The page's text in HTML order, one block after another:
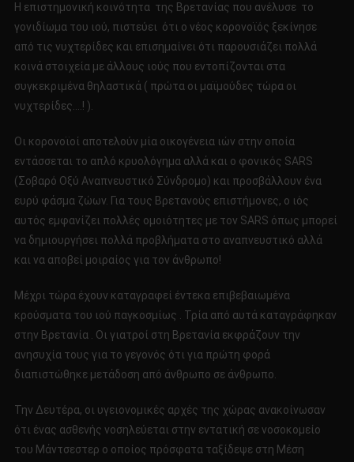
Η επιστημονική κοινότητα της Βρετανίας που ανέλυσε το
γονιδίωμα του ιού, πιστεύει ότι ο νέος κορονοϊός ξεκίνησε
από τις νυχτερίδες και επισημαίνει ότι παρουσιάζει πολλά
κοινά στοιχεία με άλλους ιούς που εντοπίζονται στα
συγκεκριμένα θηλαστικά ( πρώτα οι μαϊμούδες τώρα οι
νυχτερίδες….! ).
Οι κορονοϊοί αποτελούν μία οικογένεια ιών στην οποία
εντάσσεται το απλό κρυολόγημα αλλά και ο φονικός SARS
(Σοβαρό Οξύ Αναπνευστικό Σύνδρομο) και προσβάλλουν ένα
ευρύ φάσμα ζώων. Για τους Βρετανούς επιστήμονες, ο ιός
αυτός εμφανίζει πολλές ομοιότητες με τον SARS όπως μπορεί
να δημιουργήσει πολλά προβλήματα στο αναπνευστικό αλλά
και να αποβεί μοιραίος για τον άνθρωπο!
Μέχρι τώρα έχουν καταγραφεί έντεκα επιβεβαιωμένα
κρούσματα του ιού παγκοσμίως . Τρία από αυτά καταγράφηκαν
στην Βρετανία . Οι γιατροί στη Βρετανία εκφράζουν την
ανησυχία τους για το γεγονός ότι για πρώτη φορά
διαπιστώθηκε μετάδοση από άνθρωπο σε άνθρωπο.
Την Δευτέρα, οι υγειονομικές αρχές της χώρας ανακοίνωσαν
ότι ένας ασθενής νοσηλεύεται στην εντατική σε νοσοκομείο
του Μάντσεστερ ο οποίος πρόσφατα ταξίδεψε στη Μέση